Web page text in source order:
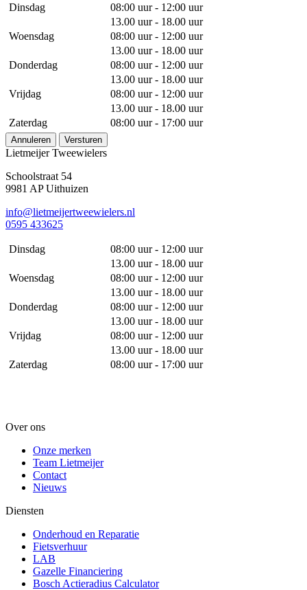
Dinsdag
08:00 uur - 12:00 uur
13.00 uur - 18.00 uur
Woensdag
08:00 uur - 12:00 uur
13.00 uur - 18.00 uur
Donderdag
08:00 uur - 12:00 uur
13.00 uur - 18.00 uur
Vrijdag
08:00 uur - 12:00 uur
13.00 uur - 18.00 uur
Zaterdag
08:00 uur - 17:00 uur
Annuleren Versturen
Lietmeijer Tweewielers
Schoolstraat 54
9981 AP Uithuizen
info@lietmeijertweewielers.nl
0595 433625
Dinsdag
08:00 uur - 12:00 uur
13.00 uur - 18.00 uur
Woensdag
08:00 uur - 12:00 uur
13.00 uur - 18.00 uur
Donderdag
08:00 uur - 12:00 uur
13.00 uur - 18.00 uur
Vrijdag
08:00 uur - 12:00 uur
13.00 uur - 18.00 uur
Zaterdag
08:00 uur - 17:00 uur
Over ons
Onze merken
Team Lietmeijer
Contact
Nieuws
Diensten
Onderhoud en Reparatie
Fietsverhuur
LAB
Gazelle Financiering
Bosch Actieradius Calculator